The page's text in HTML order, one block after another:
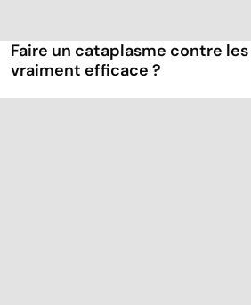
Faire un cataplasme contre
vraiment efficace ?